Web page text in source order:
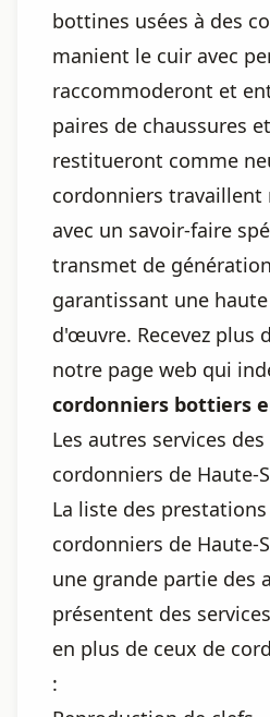
bottines usées à des
manient le cuir avec
raccommoderont et
paires de chaussures
restitueront comme
cordonniers travaillent
avec un savoir-faire
transmet de
garantissant une
d'œuvre. Recevez plus
notre page web qui
cordonniers bottiers
Les autres services
cordonniers de Haute-
La liste des
cordonniers de Haute-
une grande partie des
présentent des
en plus de ceux de
: